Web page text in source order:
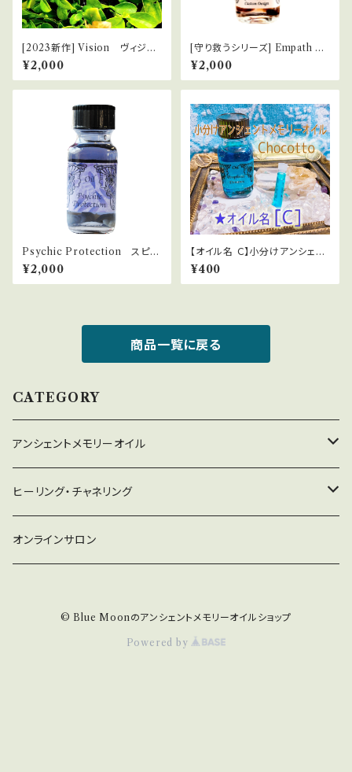
[2023新作] Vision ヴィジョ
ン
¥2,000
[守り救うシリーズ] Empath Ar
mour エンパスの防御服
¥2,000
Psychic Protection スピリ
チュアル・バリア
¥2,000
【オイル名 Ｃ】小分けアンシェン
トメモリーオイルChocotto
¥400
商品一覧に戻る
CATEGORY
アンシェントメモリーオイル
守り救うシリーズ
2022年新作オイル
ヒーリング・チャネリング
チャネリング
オンラインサロン
© Blue Moonのアンシェントメモリーオイルショップ
Powered by